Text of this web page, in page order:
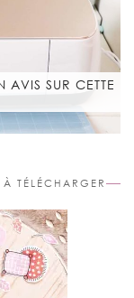
SUR CETTE
TÉLÉCHARGER